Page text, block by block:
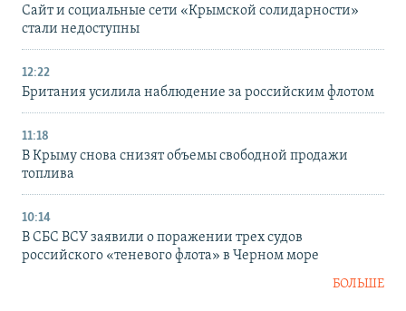
Сайт и социальные сети «Крымской солидарности»
стали недоступны
12:22
Британия усилила наблюдение за российским флотом
11:18
В Крыму снова снизят объемы свободной продажи
топлива
10:14
В СБС ВСУ заявили о поражении трех судов
российского «теневого флота» в Черном море
БОЛЬШЕ